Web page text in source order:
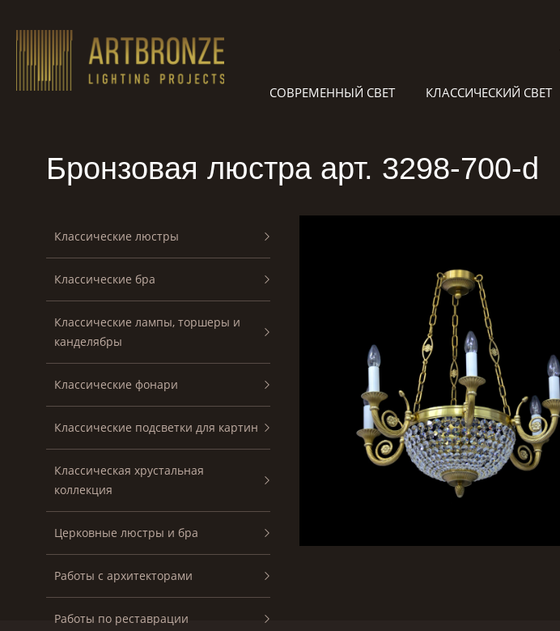
content
СОВРЕМЕННЫЙ СВЕТ КЛАССИЧЕСКИЙ СВЕТ
Бронзовая люстра арт. 3298-700-d
Классические люстры
Классические бра
Классические лампы, торшеры и
канделябры
Классические фонари
Классические подсветки для картин
Классическая хрустальная
коллекция
Церковные люстры и бра
Работы с архитекторами
Работы по реставрации